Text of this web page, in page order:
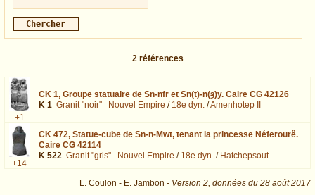
2 références
+1
CK 1, Groupe statuaire de Sn-nfr et Sn(t)-n(ȝ)y. Caire CG 42126
K 1 Granit "noir" Nouvel Empire / 18e dyn. /Amenhotep II
+14
CK 472, Statue-cube de Sn-n-Mwt, tenant la princesse Néferourê.
Caire CG 42114
K 522 Granit "gris" Nouvel Empire / 18e dyn. / Hatchepsout
L. Coulon - E. Jambon - Version 2, données du 28 août 2017